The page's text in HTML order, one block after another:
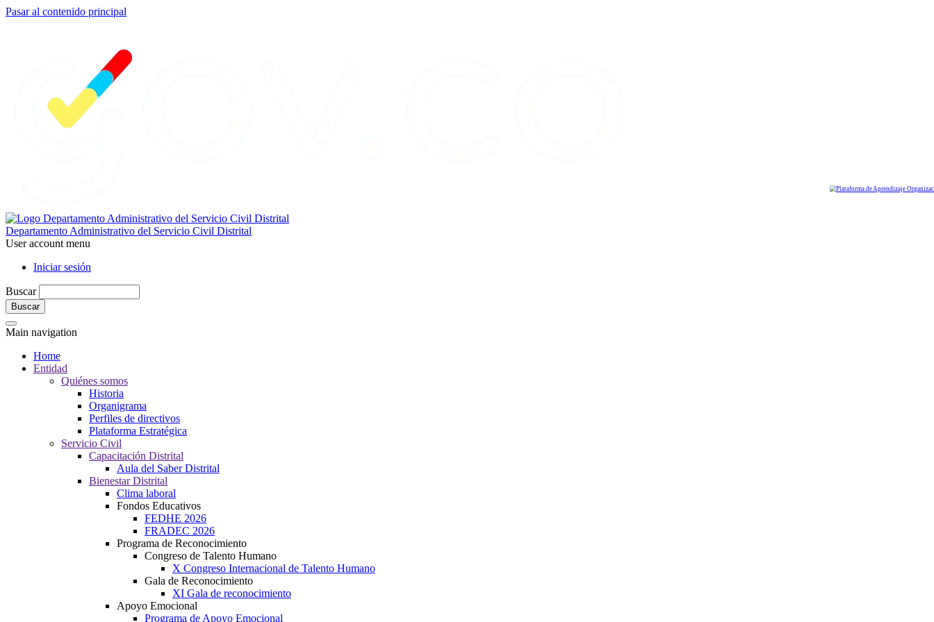
Pasar al contenido principal
Departamento Administrativo del Servicio Civil Distrital
User account menu
Iniciar sesión
Buscar
Main navigation
Home
Entidad
Quiénes somos
Historia
Organigrama
Perfiles de directivos
Plataforma Estratégica
Servicio Civil
Capacitación Distrital
Aula del Saber Distrital
Bienestar Distrital
Clima laboral
Fondos Educativos
FEDHE 2026
FRADEC 2026
Programa de Reconocimiento
Congreso de Talento Humano
X Congreso Internacional de Talento Humano
Gala de Reconocimiento
XI Gala de reconocimiento
Apoyo Emocional
Programa de Apoyo Emocional